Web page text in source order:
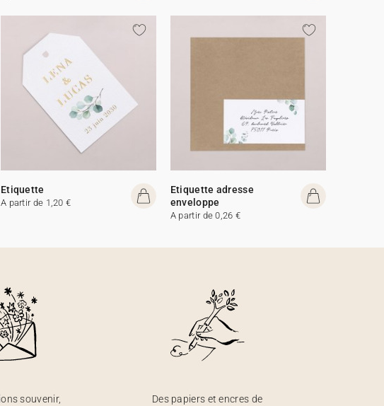
Etiquette
A partir de 1,20 €
Etiquette adresse
enveloppe
A partir de 0,26 €
souvenir,
Des papiers et encres de